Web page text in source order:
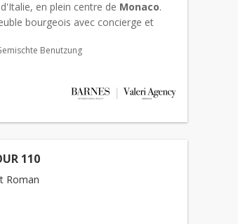
en plein centre de Monaco.
bourgeois avec concierge et
Benutzung
110
Roman